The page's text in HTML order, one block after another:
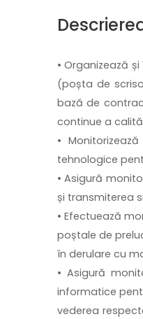
• Organizează
(poșta de
bază de
continue a
•
tehnologice
• Asigură
și transmiterea
• Efectuează
poștale de
în derulare cu
• Asigură
informatice
vederea